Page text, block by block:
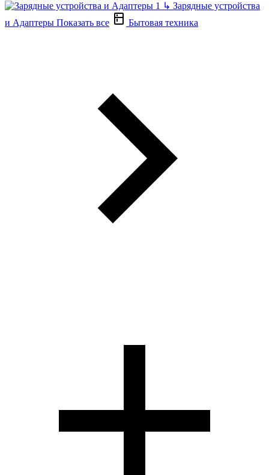
↳ Зарядные устройства
и Адаптеры Показать все Бытовая техника